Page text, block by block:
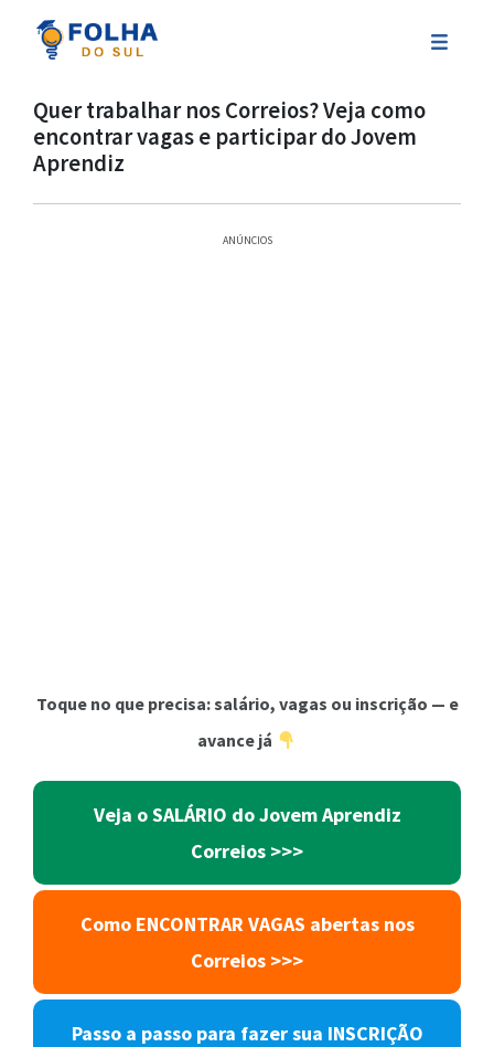
Quer trabalhar nos Correios? Veja como
encontrar vagas e participar do Jovem
Aprendiz
ANÚNCIOS
Toque no que precisa: salário, vagas ou inscrição — e
avance já
Veja o SALÁRIO do Jovem Aprendiz
Correios >>>
Como ENCONTRAR VAGAS abertas nos
Correios >>>
Passo a passo para fazer sua INSCRIÇÃO